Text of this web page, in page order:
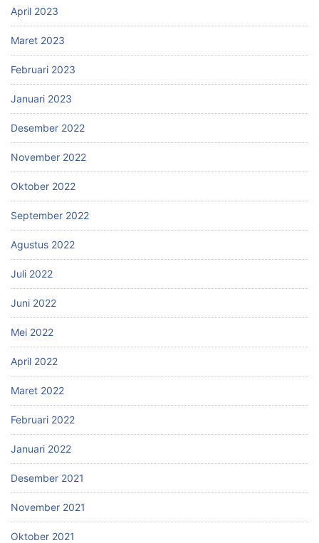
April 2023
Maret 2023
Februari 2023
Januari 2023
Desember 2022
November 2022
Oktober 2022
September 2022
Agustus 2022
Juli 2022
Juni 2022
Mei 2022
April 2022
Maret 2022
Februari 2022
Januari 2022
Desember 2021
November 2021
Oktober 2021